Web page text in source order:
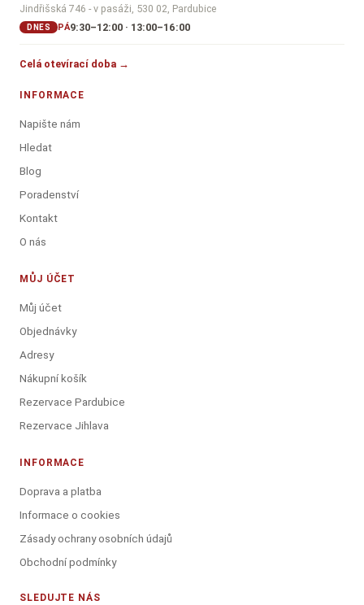
Jindřišská 746 - v pasáži, 530 02, Pardubice
DNES PÁ9:30–12:00 · 13:00–16:00
Celá otevírací doba →
INFORMACE
Napište nám
Hledat
Blog
Poradenství
Kontakt
O nás
MŮJ ÚČET
Můj účet
Objednávky
Adresy
Nákupní košík
Rezervace Pardubice
Rezervace Jihlava
INFORMACE
Doprava a platba
Informace o cookies
Zásady ochrany osobních údajů
Obchodní podmínky
SLEDUJTE NÁS